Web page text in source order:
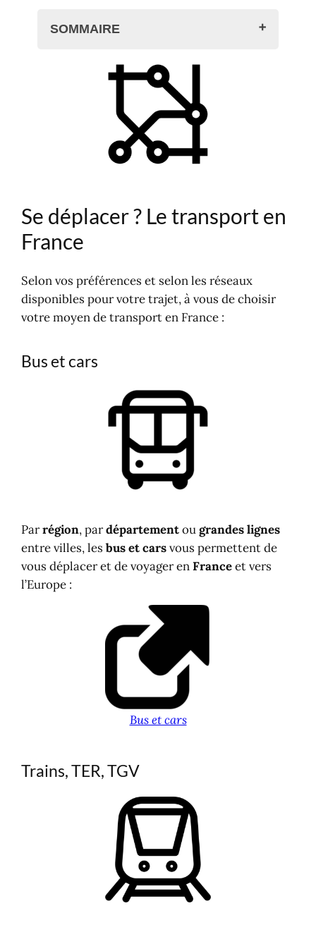
SOMMAIRE
Se déplacer ? Le transport en France
Bus et cars
Trains, TER, TGV
En véhicule motorisé, en voiture
En avion
En bateau, ferry-boat
Transports par régions en France
TER en Région : trains et cars
Carte du transport en France
Se déplacer ? Le transport en
France
Selon vos préférences et selon les réseaux
disponibles pour votre trajet, à vous de choisir
votre moyen de transport en France :
Bus et cars
Parrégion, pardépartementougrandes lignes
entre villes, lesbus et carsvous permettent de
vous déplacer et de voyager enFranceet vers
l’Europe :
Bus et cars
Trains, TER, TGV